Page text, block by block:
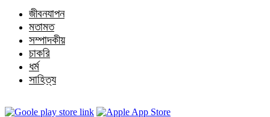
জীবনযাপন
মতামত
সম্পাদকীয়
চাকরি
ধর্ম
সাহিত্য